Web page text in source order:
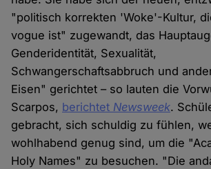
"politisch korrekten 'Woke'-Kultur,
vogue ist" zugewandt, das
Genderidentität, Sexualität,
Schwangerschaftsabbruch und
Eisen" gerichtet – so lauten die
Scarpos, berichtet Newsweek.
gebracht, sich schuldig zu fühlen,
wohlhabend genug sind, um die
Holy Names" zu besuchen. "Die